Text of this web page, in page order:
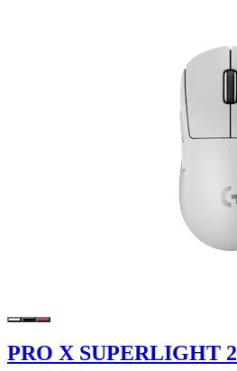
PRO X SUPERLIGHT 2